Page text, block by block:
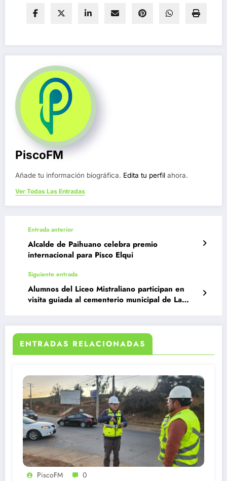
PiscoFM
Añade tu información biográfica. Edita tu perfil ahora.
Ver Todas Las Entradas
Entrada anterior
Alcalde de Paihuano celebra premio
internacional para Pisco Elqui
Siguiente entrada
Alumnos del Liceo Mistraliano participan en
visita guiada al cementerio municipal de La
ENTRADAS RELACIONADAS
PiscoFM 0